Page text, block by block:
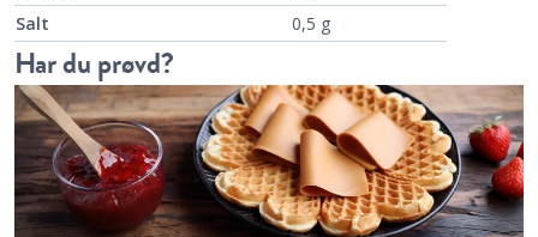
Salt
0,5 g
Har du prøvd?